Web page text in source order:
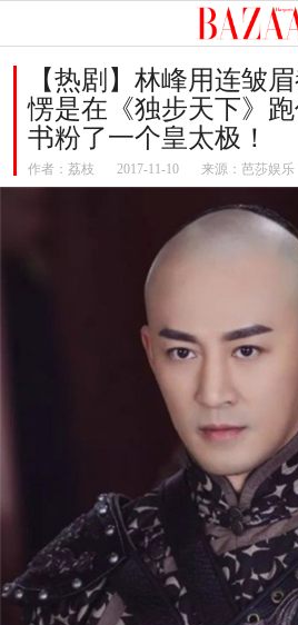
【热剧】林峰用连皱
愣是在《独步天下》
书粉了一个皇太极！
作者： 荔枝 2017-11-10 来源：芭莎娱乐